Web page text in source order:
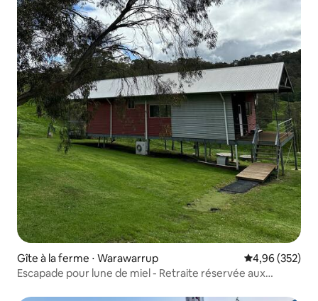
Gîte à la ferme ⋅ Warawarrup Évaluation
4,96 (352)
Escapade pour lune de miel - Retraite réservée aux